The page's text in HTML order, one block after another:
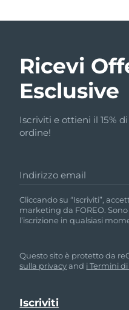
Ricevi
Esclusive
Iscriviti e ottieni il 15%
ordine!
Indirizzo email
Cliccando su “Iscriviti”,
marketing da FOREO.
l’iscrizione in qualsiasi
Questo sito è protetto da
sulla privacyand i Termini